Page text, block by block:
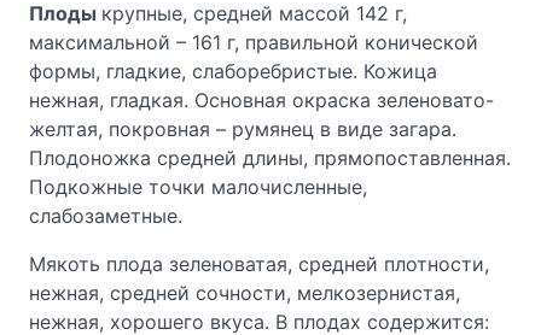
Плоды крупные, средней массой 142 г,
максимальной – 161 г, правильной конической
формы, гладкие, слаборебристые. Кожица
нежная, гладкая. Основная окраска зеленовато-
желтая, покровная – румянец в виде загара.
Плодоножка средней длины, прямопоставленная.
Подкожные точки малочисленные,
слабозаметные.
Мякоть плода зеленоватая, средней плотности,
нежная, средней сочности, мелкозернистая,
нежная, хорошего вкуса. В плодах содержится: